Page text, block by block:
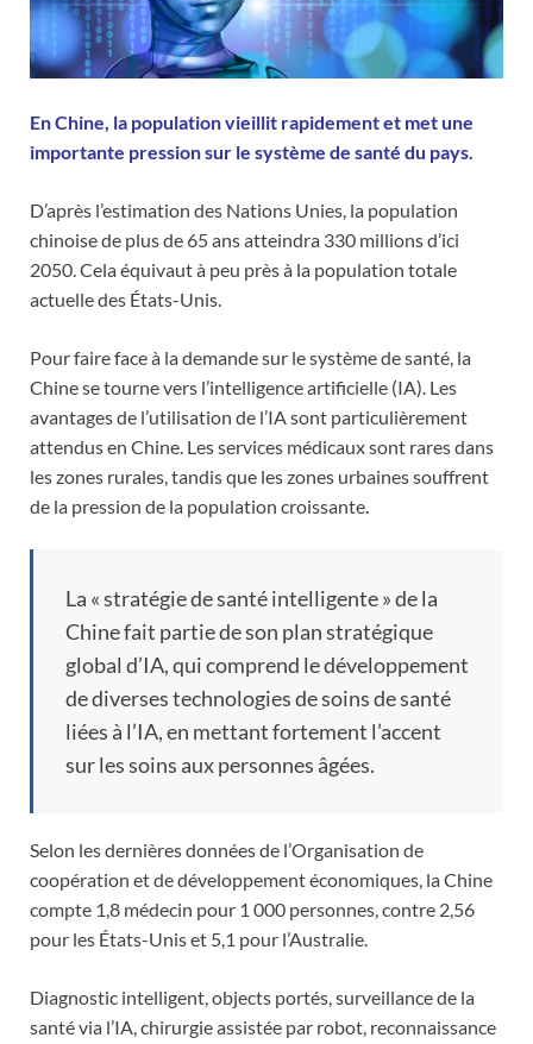
En Chine, la population vieillit rapidement et met une
importante pression sur le système de santé du pays.
D’après l’estimation des Nations Unies, la population
chinoise de plus de 65 ans atteindra 330 millions d’ici
2050. Cela équivaut à peu près à la population totale
actuelle des États-Unis.
Pour faire face à la demande sur le système de santé, la
Chine se tourne vers l’intelligence artificielle (IA). Les
avantages de l’utilisation de l’IA sont particulièrement
attendus en Chine. Les services médicaux sont rares dans
les zones rurales, tandis que les zones urbaines souffrent
de la pression de la population croissante.
La « stratégie de santé intelligente » de la
Chine fait partie de son plan stratégique
global d’IA, qui comprend le développement
de diverses technologies de soins de santé
liées à l’IA, en mettant fortement l’accent
sur les soins aux personnes âgées.
Selon les dernières données de l’Organisation de
coopération et de développement économiques, la Chine
compte 1,8 médecin pour 1 000 personnes, contre 2,56
pour les États-Unis et 5,1 pour l’Australie.
Diagnostic intelligent, objects portés, surveillance de la
santé via l’IA, chirurgie assistée par robot, reconnaissance